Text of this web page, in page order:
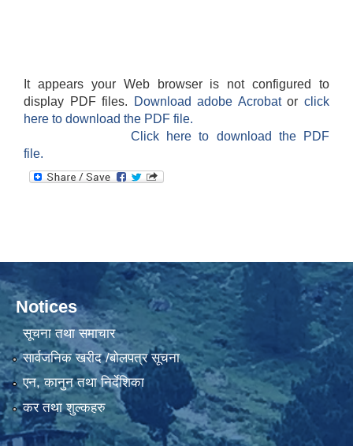
It appears your Web browser is not configured to
display PDF files.
Download adobe Acrobatorclick
here to download the PDF file.
Click here to download the PDF
file.
Notices
सूचना तथा समाचार
सार्वजनिक खरीद /बोलपत्र सूचना
एन, कानुन तथा निर्देशिका
कर तथा शुल्कहरु